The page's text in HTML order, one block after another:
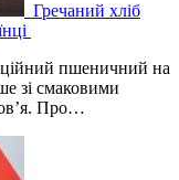
Гречаний хліб
пшеничний на
зі смаковими
Про…